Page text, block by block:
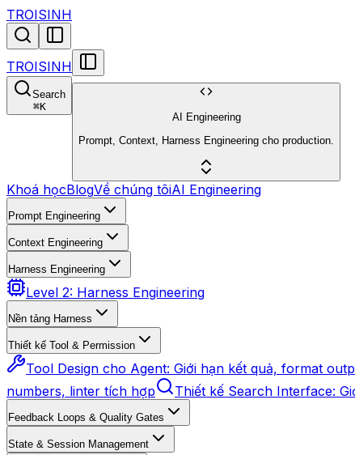
TROISINH
TROISINH
Search
⌘K
AI Engineering
Prompt, Context, Harness Engineering cho production.
Khoá họcBlogVề chúng tôiAI Engineering
Prompt Engineering
Context Engineering
Harness Engineering
Level 2: Harness Engineering
Nền tảng Harness
Thiết kế Tool & Permission
Tool Design cho Agent: Giới hạn kết quả, format
numbers, linter tích hợp
Thiết kế Search Interface:
Feedback Loops & Quality Gates
State & Session Management